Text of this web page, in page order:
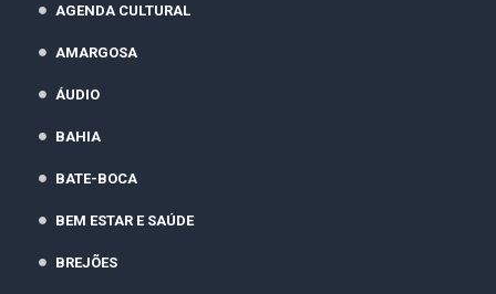
AGENDA CULTURAL
AMARGOSA
ÁUDIO
BAHIA
BATE-BOCA
BEM ESTAR E SAÚDE
BREJÕES